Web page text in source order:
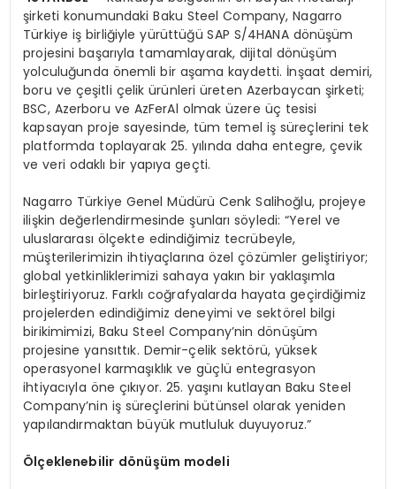
şirketi konumundaki Baku Steel Company, Nagarro
Türkiye iş birliğiyle yürüttüğü SAP S/4HANA dönüşüm
projesini başarıyla tamamlayarak, dijital dönüşüm
yolculuğunda önemli bir aşama kaydetti. İnşaat demiri,
boru ve çeşitli çelik ürünleri üreten Azerbaycan şirketi;
BSC, Azerboru ve AzFerAl olmak üzere üç tesisi
kapsayan proje sayesinde, tüm temel iş süreçlerini tek
platformda toplayarak 25. yılında daha entegre, çevik
ve veri odaklı bir yapıya geçti.
Nagarro Türkiye Genel Müdürü Cenk Salihoğlu, projeye
ilişkin değerlendirmesinde şunları söyledi: “Yerel ve
uluslararası ölçekte edindiğimiz tecrübeyle,
müşterilerimizin ihtiyaçlarına özel çözümler geliştiriyor;
global yetkinliklerimizi sahaya yakın bir yaklaşımla
birleştiriyoruz. Farklı coğrafyalarda hayata geçirdiğimiz
projelerden edindiğimiz deneyimi ve sektörel bilgi
birikimimizi, Baku Steel Company’nin dönüşüm
projesine yansıttık. Demir-çelik sektörü, yüksek
operasyonel karmaşıklık ve güçlü entegrasyon
ihtiyacıyla öne çıkıyor. 25. yaşını kutlayan Baku Steel
Company’nin iş süreçlerini bütünsel olarak yeniden
yapılandırmaktan büyük mutluluk duyuyoruz.”
Ölçeklenebilir dönüşüm modeli